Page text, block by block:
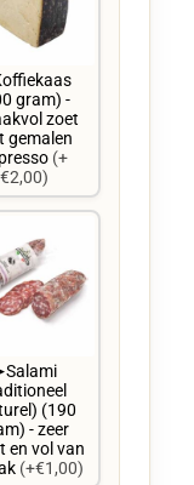
gram) -
zoet
gemalen
(+
€2,00)
(190
- zeer
en vol van
(+€1,00)